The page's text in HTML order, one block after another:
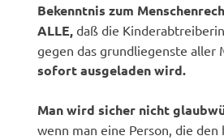
Bekenntnis zum
ALLE, daß die
gegen das grundliegenste aller
sofort ausgeladen wird.
Man wird sicher nicht
wenn man eine Person, die den